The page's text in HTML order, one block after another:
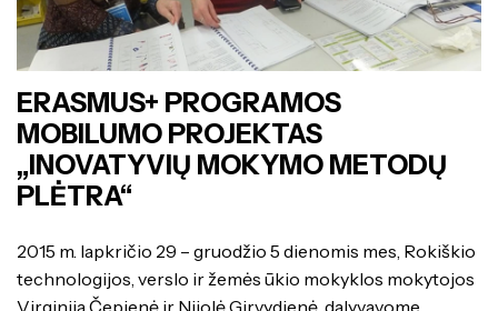
ERASMUS+ PROGRAMOS
MOBILUMO PROJEKTAS
„INOVATYVIŲ MOKYMO METODŲ
PLĖTRA“
2015 m. lapkričio 29 – gruodžio 5 dienomis mes, Rokiškio
technologijos, verslo ir žemės ūkio mokyklos mokytojos
Virginija Čepienė ir Nijolė Girvydienė, dalyvavome